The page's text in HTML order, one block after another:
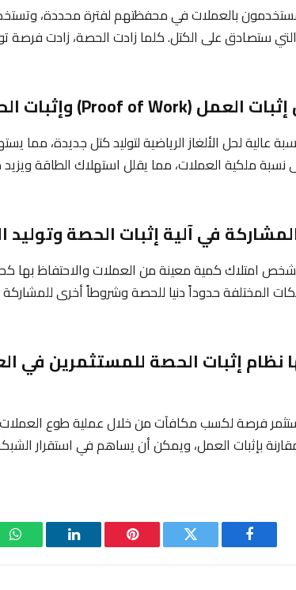
بالعملات في محفظتهم لفترة محددة،
ستصادق على الكتل. كلما زادت الحصة، زادت فرصة
عالية لحل الألغاز الرياضية لتوليد كتل جديدة، مما
نسبة ملكية العملات، مما يقلل استهلاك الطاقة
امتلاك كمية معينة من العملات والاحتفاظ بها
المختلفة حدوداً دنيا للحصة وشروطاً أخرى
نظام إثبات الحصة للمستثمرين في
فرصة لكسب مكافآت من خلال عملية طوع
بإثبات العمل، ويمكن أن يساهم في استقرار
فيسبوك تويتر بينتيريستلينكدإن